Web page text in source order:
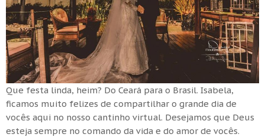
Que festa linda, heim? Do Ceará para o Brasil. Isabela,
ficamos muito felizes de compartilhar o grande dia de
vocês aqui no nosso cantinho virtual. Desejamos que Deus
esteja sempre no comando da vida e do amor de vocês.